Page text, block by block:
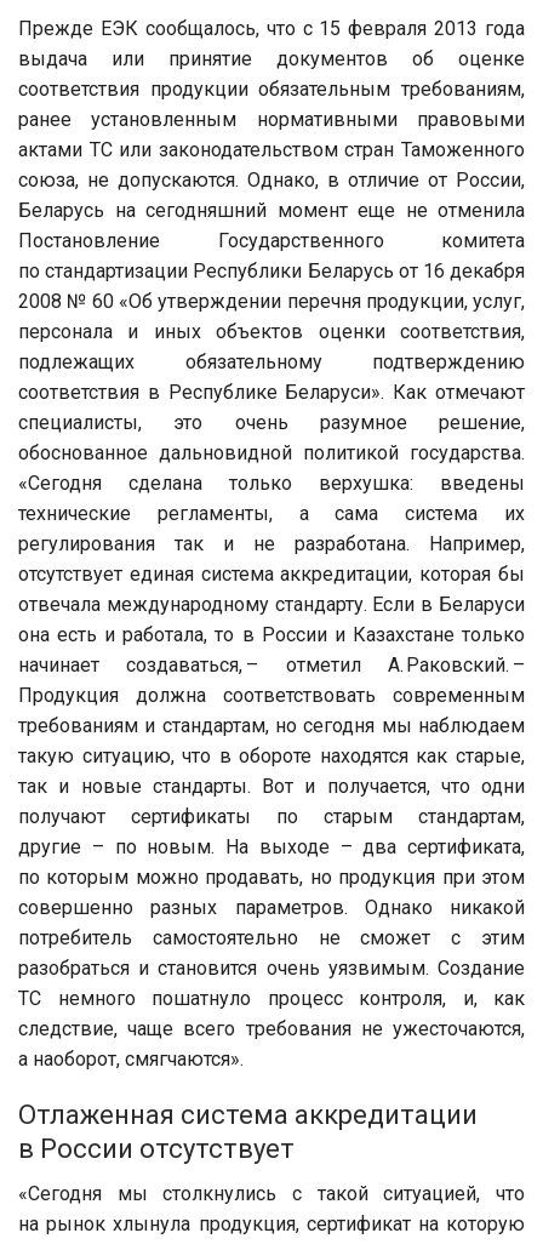
Прежде ЕЭК сообщалось, что с 15 февраля 2013 года
выдача или принятие документов об оценке
соответствия продукции обязательным требованиям,
ранее установленным нормативными правовыми
актами ТC или законодательством стран Таможенного
союза, не допускаются. Однако, в отличие от России,
Беларусь на сегодняшний момент еще не отменила
Постановление Государственного комитета
по стандартизации Республики Беларусь от 16 декабря
2008 № 60 «Об утверждении перечня продукции, услуг,
персонала и иных объектов оценки соответствия,
подлежащих обязательному подтверждению
соответствия в Республике Беларуси». Как отмечают
специалисты, это очень разумное решение,
обоснованное дальновидной политикой государства.
«Сегодня сделана только верхушка: введены
технические регламенты, а сама система их
регулирования так и не разработана. Например,
отсутствует единая система аккредитации, которая бы
отвечала международному стандарту. Если в Беларуси
она есть и работала, то в России и Казахстане только
начинает создаваться, – отметил А. Раковский. –
Продукция должна соответствовать современным
требованиям и стандартам, но сегодня мы наблюдаем
такую ситуацию, что в обороте находятся как старые,
так и новые стандарты. Вот и получается, что одни
получают сертификаты по старым стандартам,
другие – по новым. На выходе – два сертификата,
по которым можно продавать, но продукция при этом
совершенно разных параметров. Однако никакой
потребитель самостоятельно не сможет с этим
разобраться и становится очень уязвимым. Создание
ТС немного пошатнуло процесс контроля, и, как
следствие, чаще всего требования не ужесточаются,
а наоборот, смягчаются».
Отлаженная система аккредитации
в России отсутствует
«Сегодня мы столкнулись с такой ситуацией, что
на рынок хлынула продукция, сертификат на которую